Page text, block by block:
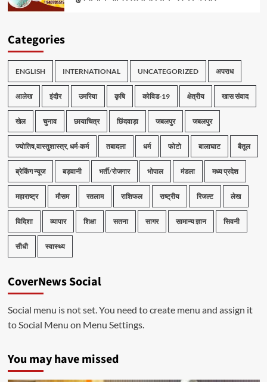
Categories
ENGLISH INTERNATIONAL UNCATEGORIZED अपराध
आलेख इंदौर उमरिया कृषि कोविड-19 क्षेत्रीय खास संवाद
खेल चुनाव छायाचित्र छिंदवाड़ा जबलपुर जबलपुर
ज्योतिष,वास्तुशास्त्र, धर्म-कर्म तबादला धर्म फोटो बालाघाट बैतूल
ब्रेकिंग न्यूज बड़वानी भर्ती/रोजगार भोपाल मंडला मध्य प्रदेश
महाराष्ट्र मौसम रतलाम राशिफल राष्ट्रीय रिजल्ट लेख
विदिशा व्यापार शिक्षा सतना सागर सामान्य ज्ञान सिवनी
सीधी स्वास्थ्य
CoverNews Social
Social menu is not set. You need to create menu and assign it
to Social Menu on Menu Settings.
You may have missed